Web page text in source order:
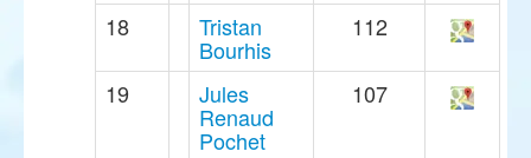
18 Tristan
Bourhis
112
19 Jules
Renaud
Pochet
107